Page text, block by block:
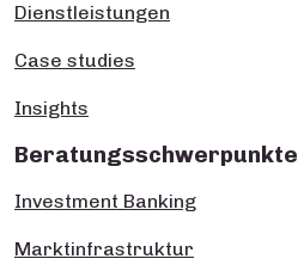
Dienstleistungen
Case studies
Insights
Beratungsschwerpunkte
Investment Banking
Marktinfrastruktur